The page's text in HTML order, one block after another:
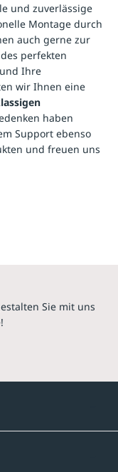
und zuverlässige
Montage durch
auch gerne zur
perfekten
Ihre
wir Ihnen eine
haben
Support ebenso
und freuen uns
Sie mit uns